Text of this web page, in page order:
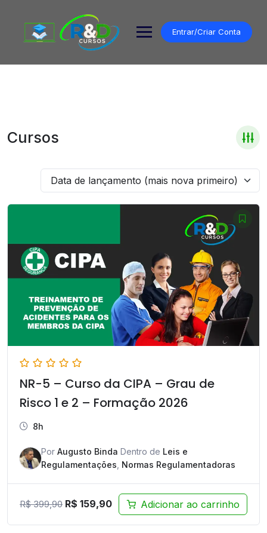
conteúdo
Entrar/Criar Conta
Cursos
Data de lançamento (mais nova primeiro)
NR-5 – Curso da CIPA – Grau de
Risco 1 e 2 – Formação 2026
8h
Por Augusto Binda Dentro de Leis e
Regulamentações Normas Regulamentadoras
R$399,90 O
R$ 159,90O
preço
Adicionar ao carrinho